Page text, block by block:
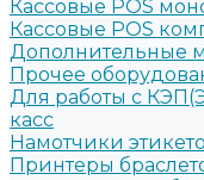
Кассовые POS
Кассовые POS
Дополнительные
Прочее
Для работы с
касс
Намотчики
Принтеры